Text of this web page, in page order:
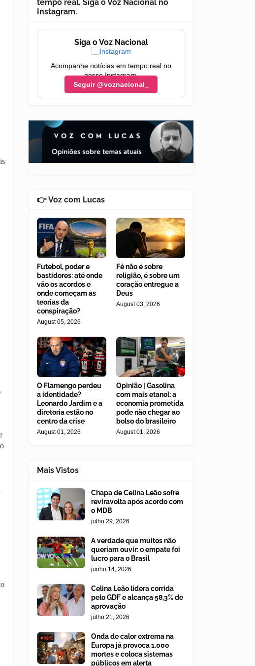
tempo real. Siga o Voz Nacional no
Instagram.
Siga o Voz Nacional
Acompanhe notícias em tempo real no
nosso Instagram.
Seguir @voznacional_
👉 Voz com Lucas
Futebol, poder e
bastidores: até onde
vão os acordos e
onde começam as
teorias da
conspiração?
August 05, 2026
Fé não é sobre
religião, é sobre um
coração entregue a
Deus
August 03, 2026
O Flamengo perdeu
a identidade?
Leonardo Jardim e a
diretoria estão no
centro da crise
August 01, 2026
Opinião | Gasolina
com mais etanol: a
economia prometida
pode não chegar ao
bolso do brasileiro
August 01, 2026
Mais Vistos
Chapa de Celina Leão sofre
reviravolta após acordo com
o MDB
julho 29, 2026
A verdade que muitos não
queriam ouvir: o empate foi
lucro para o Brasil
junho 14, 2026
Celina Leão lidera corrida
pelo GDF e alcança 58,3% de
aprovação
julho 21, 2026
Onda de calor extrema na
Europa já provoca 1.000
mortes e coloca sistemas
públicos em alerta